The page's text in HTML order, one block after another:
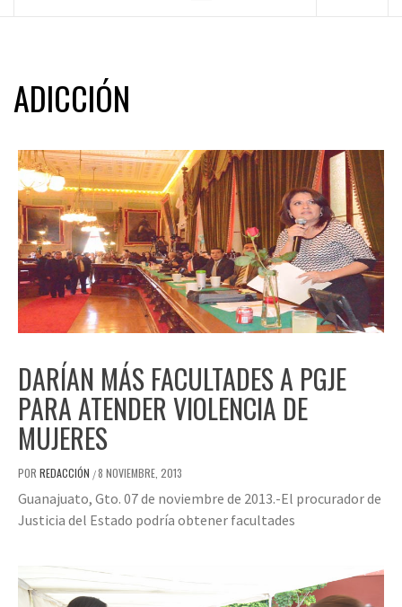
ADICCIÓN
DARÍAN MÁS FACULTADES A PGJE
PARA ATENDER VIOLENCIA DE
MUJERES
POR REDACCIÓN /8 NOVIEMBRE, 2013
Guanajuato, Gto. 07 de noviembre de 2013.-El procurador de
Justicia del Estado podría obtener facultades